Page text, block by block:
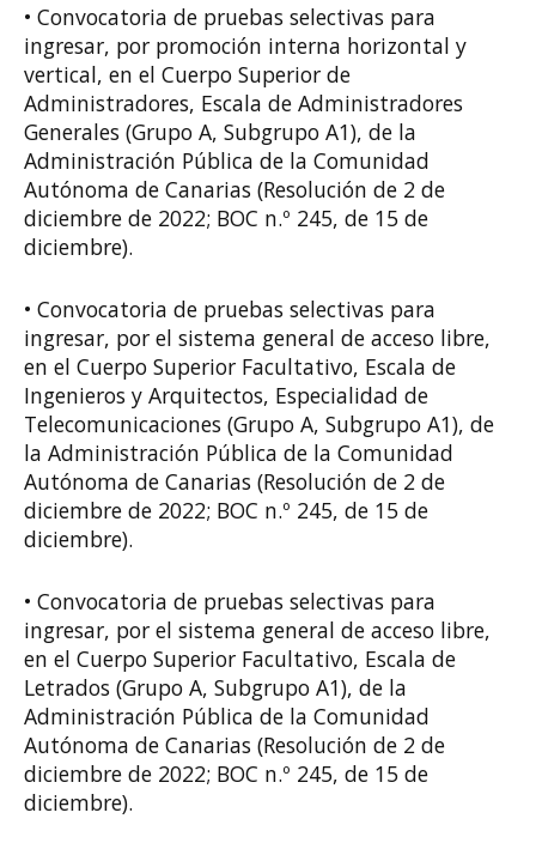
• Convocatoria de pruebas selectivas para
ingresar, por promoción interna horizontal y
vertical, en el Cuerpo Superior de
Administradores, Escala de Administradores
Generales (Grupo A, Subgrupo A1), de la
Administración Pública de la Comunidad
Autónoma de Canarias (Resolución de 2 de
diciembre de 2022; BOC n.º 245, de 15 de
diciembre).
• Convocatoria de pruebas selectivas para
ingresar, por el sistema general de acceso libre,
en el Cuerpo Superior Facultativo, Escala de
Ingenieros y Arquitectos, Especialidad de
Telecomunicaciones (Grupo A, Subgrupo A1), de
la Administración Pública de la Comunidad
Autónoma de Canarias (Resolución de 2 de
diciembre de 2022; BOC n.º 245, de 15 de
diciembre).
• Convocatoria de pruebas selectivas para
ingresar, por el sistema general de acceso libre,
en el Cuerpo Superior Facultativo, Escala de
Letrados (Grupo A, Subgrupo A1), de la
Administración Pública de la Comunidad
Autónoma de Canarias (Resolución de 2 de
diciembre de 2022; BOC n.º 245, de 15 de
diciembre).